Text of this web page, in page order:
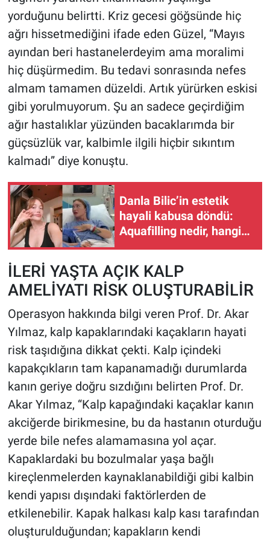
yorduğunu belirtti. Kriz gecesi göğsünde hiç
ağrı hissetmediğini ifade eden Güzel, “Mayıs
ayından beri hastanelerdeyim ama moralimi
hiç düşürmedim. Bu tedavi sonrasında nefes
almam tamamen düzeldi. Artık yürürken eskisi
gibi yorulmuyorum. Şu an sadece geçirdiğim
ağır hastalıklar yüzünden bacaklarımda bir
güçsüzlük var, kalbimle ilgili hiçbir sıkıntım
kalmadı” diye konuştu.
Danla Bilic’in estetik
hayali kabusa döndü:
Aquafilling nedir, hangi
İLERİ YAŞTA AÇIK KALP
AMELİYATI RİSK OLUŞTURABİLİR
Operasyon hakkında bilgi veren Prof. Dr. Akar
Yılmaz, kalp kapaklarındaki kaçakların hayati
risk taşıdığına dikkat çekti. Kalp içindeki
kapakçıkların tam kapanamadığı durumlarda
kanın geriye doğru sızdığını belirten Prof. Dr.
Akar Yılmaz, “Kalp kapağındaki kaçaklar kanın
akciğerde birikmesine, bu da hastanın oturduğu
yerde bile nefes alamamasına yol açar.
Kapaklardaki bu bozulmalar yaşa bağlı
kireçlenmelerden kaynaklanabildiği gibi kalbin
kendi yapısı dışındaki faktörlerden de
etkilenebilir. Kapak halkası kalp kası tarafından
oluşturulduğundan; kapakların kendi